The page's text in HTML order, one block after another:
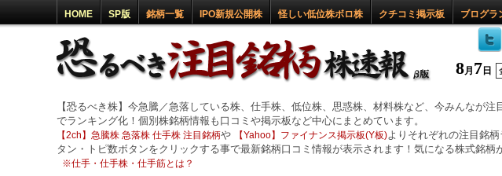
HOME SP版 銘柄一覧 IPO新規公開株 怪しい低位株ボロ株 クチコミ掲示板 ブログラ
8月 7 日
【恐るべき株】今急騰／急落している株、仕手株、低位株、思惑株、材料株など、今みんなが
でランキング化！個別株銘柄情報も口コミや掲示板など中心にまとめています。
【2ch】急騰株 急落株 仕手株 注目銘柄や 【Yahoo】ファイナンス掲示板(Y板)よりそれぞれの注目銘
タン・トピ数ボタンをクリックする事で最新銘柄口コミ情報が表示されます！気になる株式銘柄
※仕手・仕手株・仕手筋とは？